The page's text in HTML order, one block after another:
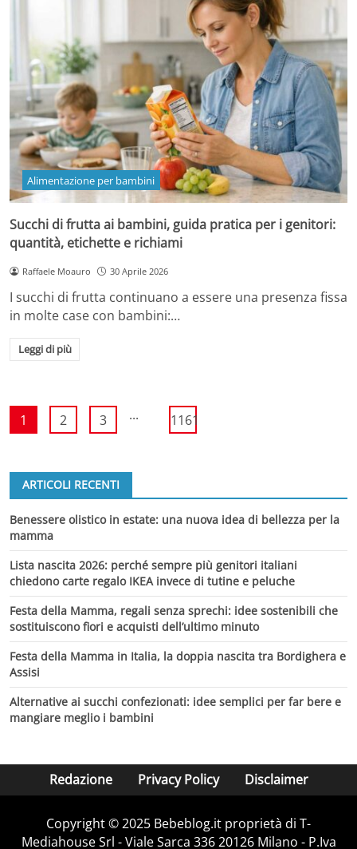
Alimentazione per bambini
Succhi di frutta ai bambini, guida pratica per i genitori:
quantità, etichette e richiami
Raffaele Moauro 30 Aprile 2026
I succhi di frutta continuano a essere una presenza fissa
in molte case con bambini:…
Leggi di più
1 2 3 ... 1161
ARTICOLI RECENTI
Benessere olistico in estate: una nuova idea di bellezza per la
mamma
Lista nascita 2026: perché sempre più genitori italiani
chiedono carte regalo IKEA invece di tutine e peluche
Festa della Mamma, regali senza sprechi: idee sostenibili che
sostituiscono fiori e acquisti dell’ultimo minuto
Festa della Mamma in Italia, la doppia nascita tra Bordighera e
Assisi
Alternative ai succhi confezionati: idee semplici per far bere e
mangiare meglio i bambini
Redazione Privacy Policy Disclaimer
Copyright © 2025 Bebeblog.it proprietà di T-
Mediahouse Srl - Viale Sarca 336 20126 Milano - P.Iva